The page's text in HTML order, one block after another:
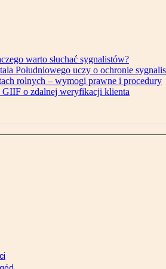
warto słuchać sygnalistów?
Południowego uczy o ochronie
rolnych – wymogi prawne i procedury
o zdalnej weryfikacji klienta